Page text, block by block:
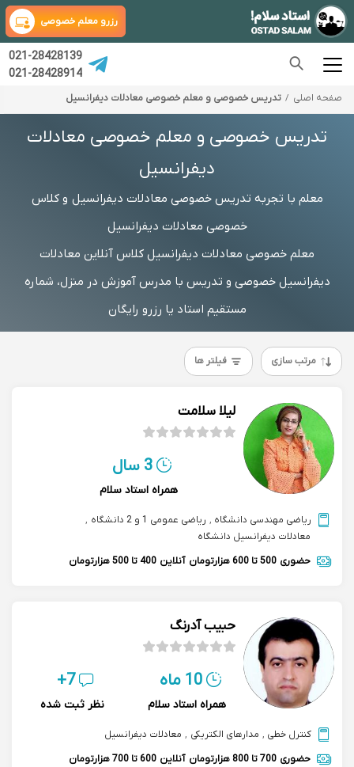
رزرو معلم خصوصی
021-28428139
021-28428914
صفحه اصلی تدریس خصوصی و معلم خصوصی معادلات دیفرانسیل
تدریس خصوصی و معلم خصوصی معادلات
دیفرانسیل
معلم با تجربه تدریس خصوصی معادلات دیفرانسیل و کلاس
خصوصی معادلات دیفرانسیل
معلم خصوصی معادلات دیفرانسیل کلاس آنلاین معادلات
دیفرانسیل خصوصی و تدریس با مدرس آموزش در منزل، شماره
مستقیم استاد یا رزرو رایگان
مرتب سازی فیلتر ها
لیلا سلامت
3 سال
همراه استاد سلام
ریاضی مهندسی دانشگاه , ریاضی عمومی 1 و 2 دانشگاه
,
معادلات دیفرانسیل دانشگاه
حضوری 500 تا 600 هزارتومان آنلاین 400 تا 500 هزارتومان
حبیب آدرنگ
10 ماه
همراه استاد سلام
7+
نظر ثبت شده
کنترل خطی , مدارهای الکتریکی , معادلات دیفرانسیل
حضوری 700 تا 800 هزارتومان آنلاین 600 تا 700 هزارتومان